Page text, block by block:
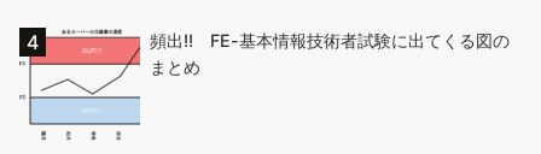
頻出!! FE-基本情報技術者試験に出てくる図の
まとめ